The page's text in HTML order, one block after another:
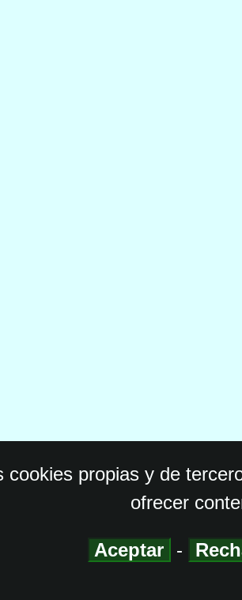
cookies propias y de
ofrecer
Aceptar -